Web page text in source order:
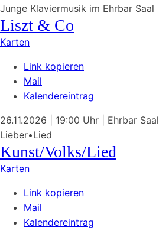
Junge Klaviermusik im Ehrbar Saal
Liszt & Co
Karten
Link kopieren
Mail
Kalendereintrag
26.11.2026 | 19:00 Uhr
Ehrbar Saal
Lieber•Lied
Kunst/Volks/Lied
Karten
Link kopieren
Mail
Kalendereintrag